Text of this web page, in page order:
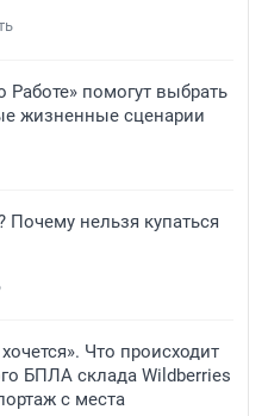
помогут выбрать
жизненные сценарии
Почему нельзя купаться
Что происходит
БПЛА склада Wildberries
с места